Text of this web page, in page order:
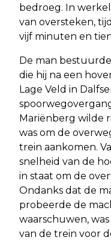
bedroeg. In
van oversteken,
vijf minuten en
De man
die hij na een
Lage Veld in
Mariënberg wilde
was om de
trein aankomen.
snelheid van de
in staat om de
Ondanks dat de
probeerde de
waarschuwen,
van de trein voor